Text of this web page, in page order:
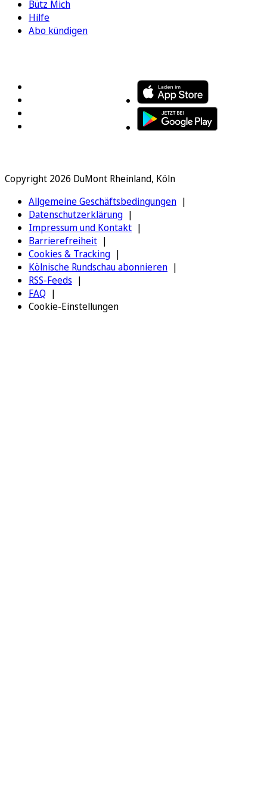
Bütz Mich
Hilfe
Abo kündigen
Copyright 2026 DuMont Rheinland, Köln
Allgemeine Geschäftsbedingungen
Datenschutzerklärung
Impressum und Kontakt
Barrierefreiheit
Cookies & Tracking
Kölnische Rundschau abonnieren
RSS-Feeds
FAQ
Cookie-Einstellungen